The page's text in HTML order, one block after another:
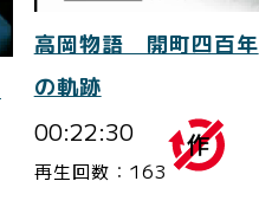
高岡物語 開町四百年
の軌跡
00:22:30
再生回数：163